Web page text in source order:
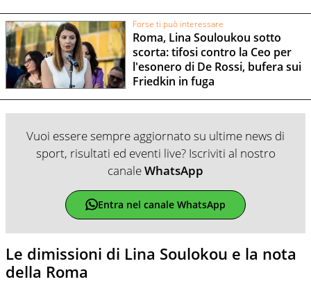
Forse ti può interessare
Roma, Lina Souloukou sotto
scorta: tifosi contro la Ceo per
l'esonero di De Rossi, bufera sui
Friedkin in fuga
Vuoi essere sempre aggiornato su ultime news di
sport, risultati ed eventi live? Iscriviti al nostro
canaleWhatsApp
Entra nel canale WhatsApp
Le dimissioni di Lina Soulokou e la nota
della Roma